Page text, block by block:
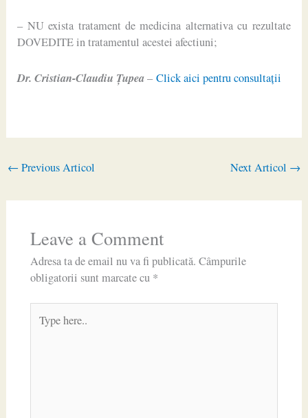
– NU exista tratament de medicina alternativa cu rezultate
DOVEDITE in tratamentul acestei afectiuni;
Dr. Cristian-Claudiu Ţupea–Click aici pentru consultaţii
← Previous Articol Next Articol →
Leave a Comment
Adresa ta de email nu va fi publicată. Câmpurile
obligatorii sunt marcate cu *
here..